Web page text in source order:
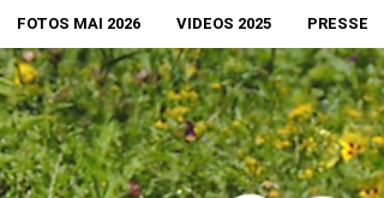
FOTOS MAI 2026 VIDEOS 2025 PRESSE